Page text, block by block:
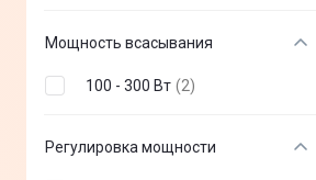
Мощность всасывания
100 - 300 Вт (2)
Регулировка мощности